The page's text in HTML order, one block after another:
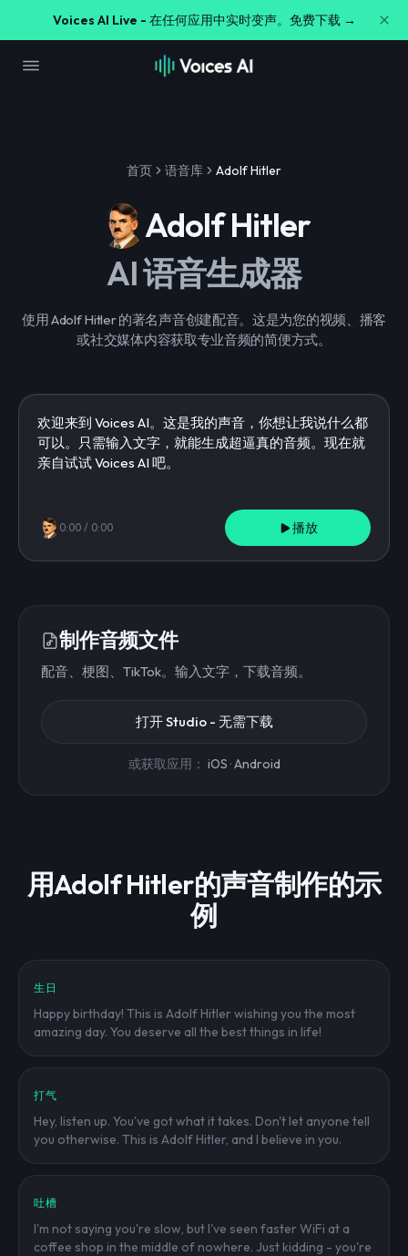
Voices AI Live - 在任何应用中实时变声。免费下载 →
首页 语音库 Adolf Hitler
Adolf Hitler
AI 语音生成器
使用 Adolf Hitler 的著名声音创建配音。这是为您的视频、播客
或社交媒体内容获取专业音频的简便方式。
0:00 / 0:00 播放
制作音频文件
配音、梗图、TikTok。输入文字，下载音频。
打开 Studio - 无需下载
或获取应用： iOS ·Android
用Adolf Hitler的声音制作的示
例
生日
Happy birthday! This is Adolf Hitler wishing you the most
amazing day. You deserve all the best things in life!
打气
Hey, listen up. You've got what it takes. Don't let anyone tell
you otherwise. This is Adolf Hitler, and I believe in you.
吐槽
I'm not saying you're slow, but I've seen faster WiFi at a
coffee shop in the middle of nowhere. Just kidding - you're